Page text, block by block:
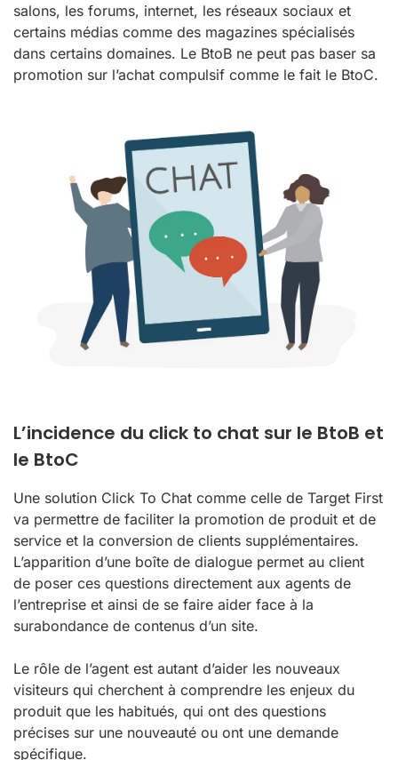
salons, les forums, internet, les réseaux sociaux et
certains médias comme des magazines spécialisés
dans certains domaines. Le BtoB ne peut pas baser sa
promotion sur l’achat compulsif comme le fait le BtoC.
L’incidence du click to chat sur le BtoB et
le BtoC
Une solution Click To Chat comme celle de Target First
va permettre de faciliter la promotion de produit et de
service et la conversion de clients supplémentaires.
L’apparition d’une boîte de dialogue permet au client
de poser ces questions directement aux agents de
l’entreprise et ainsi de se faire aider face à la
surabondance de contenus d’un site.
Le rôle de l’agent est autant d’aider les nouveaux
visiteurs qui cherchent à comprendre les enjeux du
produit que les habitués, qui ont des questions
précises sur une nouveauté ou ont une demande
spécifique.